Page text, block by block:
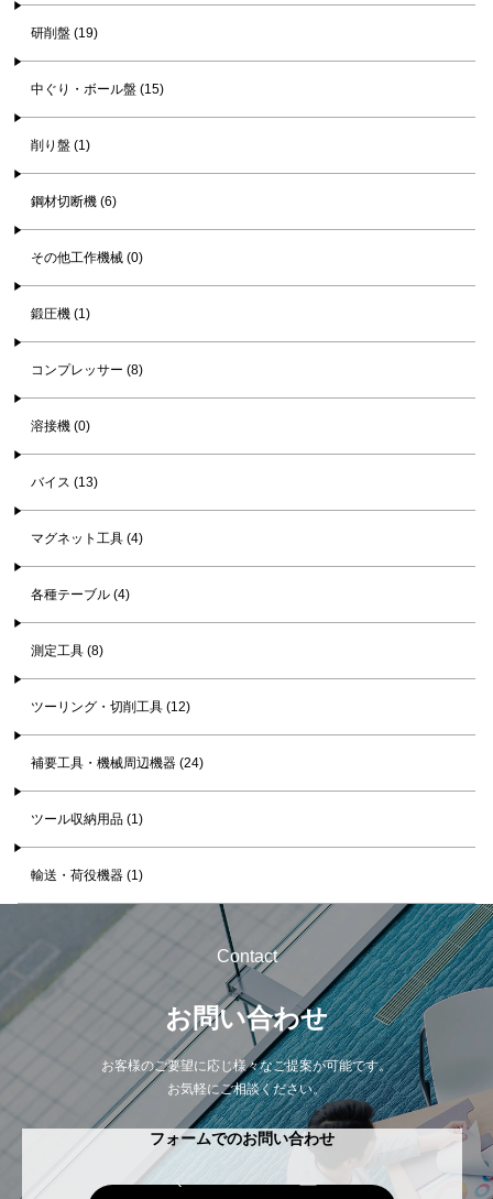
研削盤 (19)
中ぐり・ボール盤 (15)
削り盤 (1)
鋼材切断機 (6)
その他工作機械 (0)
鍛圧機 (1)
コンプレッサー (8)
溶接機 (0)
バイス (13)
マグネット工具 (4)
各種テーブル (4)
測定工具 (8)
ツーリング・切削工具 (12)
補要工具・機械周辺機器 (24)
ツール収納用品 (1)
輸送・荷役機器 (1)
Contact
お問い合わせ
お客様のご要望に応じ様々なご提案が可能です。
お気軽にご相談ください。
フォームでのお問い合わせ